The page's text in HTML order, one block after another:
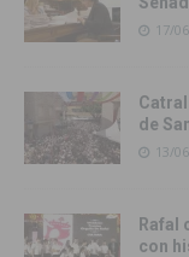
17/
de
13/
Rafal
con